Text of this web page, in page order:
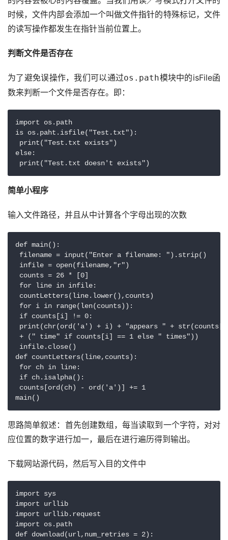
时候，文件内部会添加一个叫做文件指针的特殊标记，文件
的读写操作都发生在指针当前位置上。
判断文件是否存在
为了避免误操作，我们可以通过os.path模块中的isFile函
数来判断一个文件是否存在。即：
import os.path
is os.paht.isfile("Test.txt"):
print("Test.txt exists")
else:
print("Test.txt doesn't exists")
简单小程序
输入文件路径，并且从中计算各个字母出现的次数
def main():
filename = input("Enter a filename: ").strip()
infile = open(filename,"r")
counts = 26 * [0]
for line in infile:
countLetters(line.lower(),counts)
for i in range(len(counts)):
if counts[i] != 0:
print(chr(ord('a') + i) + "appears " +
+ (" time" if counts[i] == 1 else " times"))
infile.close()
def countLetters(line,counts):
for ch in line:
if ch.isalpha():
counts[ord(ch) - ord('a')] += 1
main()
思路简单叙述：首先创建数组，每当读取到一个字符，对对
应位置的数字进行加一，最后在进行遍历得到输出。
下载网站源代码，然后写入目的文件中
import sys
import urllib
import urllib.request
import os.path
def download(url,num_retries = 2):